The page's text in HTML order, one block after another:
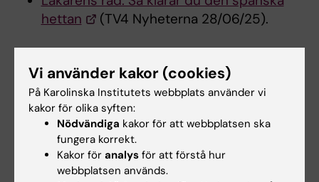
hettan
(TV4 Nyheterna 28/06/25).
Centrum för hälsokriser arbetar interdisciplinärt
inom ett flertal expertområden, med fokus på
policyutveckling, katalysering av forskning,
utveckling av utbildningar och expertstöd till
myndigheter och organisationer.
Vi använder kakor (cookies)
På Karolinska Institutets webbplats använder vi
kakor för olika syften:
Nödvändiga kakor för att webbplatsen ska
fungera korrekt.
Kakor för analys för att förstå hur
webbplatsen används.